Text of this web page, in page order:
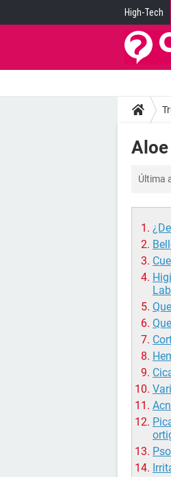
High-Tech
Aloe
Última